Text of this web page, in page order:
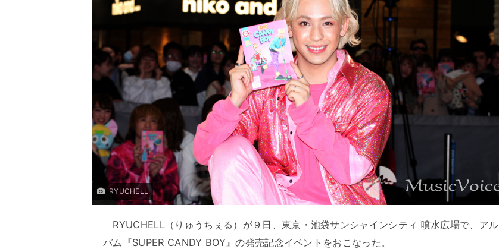
RYUCHELL
RYUCHELL（りゅうちぇる）が９日、東京・池袋サンシャインシティ 噴水広場で、アル
バム『SUPER CANDY BOY』の発売記念イベントをおこなった。